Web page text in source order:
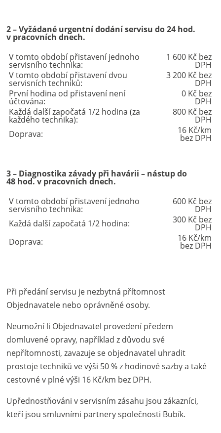
2 – Vyžádané urgentní dodání servisu do 24 hod.
v pracovních dnech.
V tomto období přistavení jednoho
servisního technika:
1 600 Kč bez
DPH
V tomto období přistavení dvou
servisních techniků:
3 200 Kč bez
DPH
První hodina od přistavení není
účtována:
0 Kč bez
DPH
Každá další započatá 1/2 hodina (za
každého technika):
800 Kč bez
DPH
Doprava:
16 Kč/km
bez DPH
3 – Diagnostika závady při havárii – nástup do
48 hod. v pracovních dnech.
V tomto období přistavení jednoho
servisního technika:
600 Kč bez
DPH
Každá další započatá 1/2 hodina:
300 Kč bez
DPH
Doprava:
16 Kč/km
bez DPH
Při předání servisu je nezbytná přítomnost
Objednavatele nebo oprávněné osoby.
Neumožní li Objednavatel provedení předem
domluvené opravy, například z důvodu své
nepřítomnosti, zavazuje se objednavatel uhradit
prostoje techniků ve výši 50 % z hodinové sazby a také
cestovné v plné výši 16 Kč/km bez DPH.
Upřednostňováni v servisním zásahu jsou zákazníci,
kteří jsou smluvními partnery společnosti Bubík.